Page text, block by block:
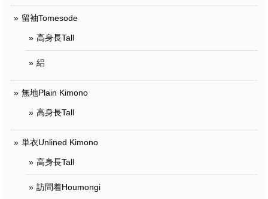
留袖Tomesode
高身長Tall
絽
無地Plain Kimono
高身長Tall
単衣Unlined Kimono
高身長Tall
訪問着Houmongi